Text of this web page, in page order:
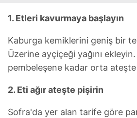
1. Etleri kavurmaya başlayın
Kaburga kemiklerini geniş bir
Üzerine ayçiçeği yağını
pembeleşene kadar orta
2. Eti ağır ateşte pişirin
Sofra'da yer alan tarife göre